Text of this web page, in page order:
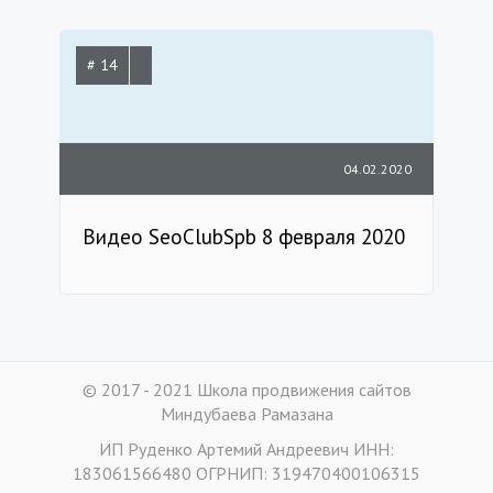
# 14
04.02.2020
Видео SeoClubSpb 8 февраля 2020
© 2017 - 2021 Школа продвижения сайтов
Миндубаева Рамазана
ИП Руденко Артемий Андреевич ИНН:
183061566480 ОГРНИП: 319470400106315